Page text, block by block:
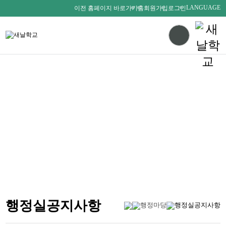
이전 홈페이지 바로가기홈회원가입 로그인LANGUAGE
행정실공지사항 행정마당 행정실공지사항